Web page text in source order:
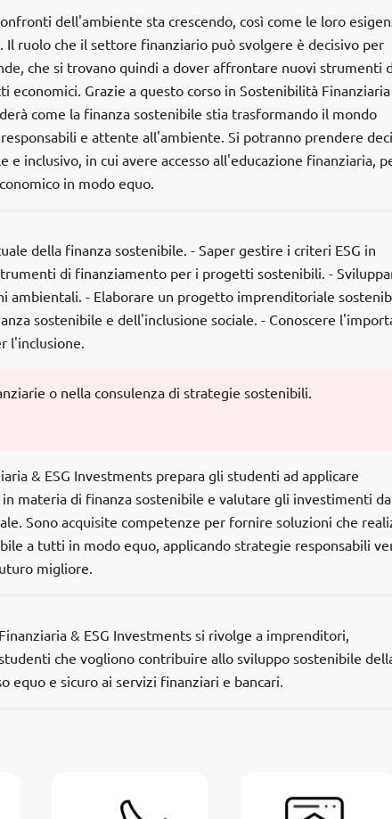
dell'ambiente sta crescendo, così come le loro
ruolo che il settore finanziario può svolgere è decisivo per
che si trovano quindi a dover affrontare nuovi strumenti
economici. Grazie a questo corso in Sostenibilità Finanziaria
come la finanza sostenibile stia trasformando il mondo
e attente all'ambiente. Si potranno prendere
e inclusivo, in cui avere accesso all'educazione finanziaria,
in modo equo.
della finanza sostenibile. - Saper gestire i criteri ESG in
di finanziamento per i progetti sostenibili. -
ambientali. - Elaborare un progetto imprenditoriale
sostenibile e dell'inclusione sociale. - Conoscere
l'inclusione.
o nella consulenza di strategie sostenibili.
& ESG Investments prepara gli studenti ad applicare
materia di finanza sostenibile e valutare gli investimenti
Sono acquisite competenze per fornire soluzioni che
a tutti in modo equo, applicando strategie responsabili
migliore.
& ESG Investments si rivolge a imprenditori,
che vogliono contribuire allo sviluppo sostenibile
equo e sicuro ai servizi finanziari e bancari.